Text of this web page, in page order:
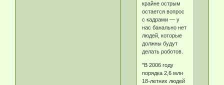
крайне острым
остается вопрос
с кадрами — у
нас банально нет
людей, которые
должны будут
делать роботов.
"В 2006 году
порядка 2,6 млн
18-летних людей